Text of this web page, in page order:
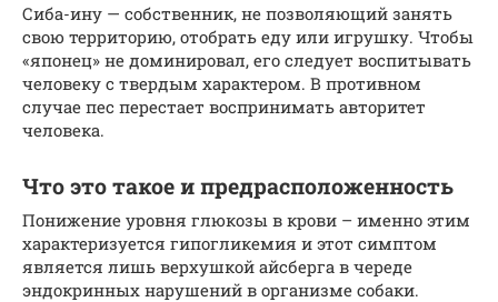
Сиба-ину — собственник, не позволяющий занять
свою территорию, отобрать еду или игрушку. Чтобы
«японец» не доминировал, его следует воспитывать
человеку с твердым характером. В противном
случае пес перестает воспринимать авторитет
человека.
Что это такое и предрасположенность
Понижение уровня глюкозы в крови – именно этим
характеризуется гипогликемия и этот симптом
является лишь верхушкой айсберга в череде
эндокринных нарушений в организме собаки.